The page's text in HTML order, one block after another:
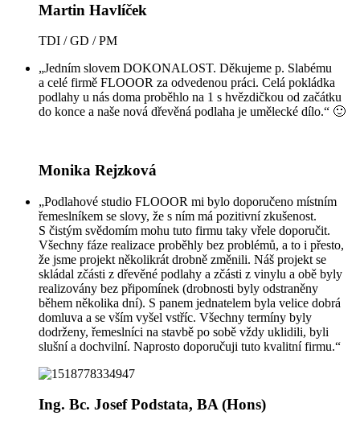
Martin Havlíček
TDI / GD / PM
„Jedním slovem DOKONALOST. Děkujeme p. Slabému
a celé firmě FLOOOR za odvedenou práci. Celá pokládka
podlahy u nás doma proběhlo na 1 s hvězdičkou od začátku
do konce a naše nová dřevěná podlaha je umělecké dílo.“ 🙂
Monika Rejzková
„Podlahové studio FLOOOR mi bylo doporučeno místním
řemeslníkem se slovy, že s ním má pozitivní zkušenost.
S čistým svědomím mohu tuto firmu taky vřele doporučit.
Všechny fáze realizace proběhly bez problémů, a to i přesto,
že jsme projekt několikrát drobně změnili. Náš projekt se
skládal zčásti z dřevěné podlahy a zčásti z vinylu a obě byly
realizovány bez připomínek (drobnosti byly odstraněny
během několika dní). S panem jednatelem byla velice dobrá
domluva a se vším vyšel vstříc. Všechny termíny byly
dodrženy, řemeslníci na stavbě po sobě vždy uklidili, byli
slušní a dochvilní. Naprosto doporučuji tuto kvalitní firmu.“
Ing. Bc. Josef Podstata, BA (Hons)